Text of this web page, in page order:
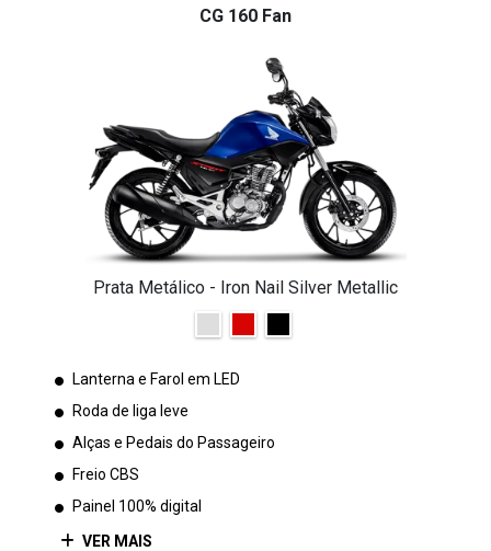
CG 160 Fan
Prata Metálico - Iron Nail Silver Metallic
Lanterna e Farol em LED
Roda de liga leve
Alças e Pedais do Passageiro
Freio CBS
Painel 100% digital
VER MAIS